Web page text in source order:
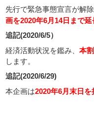
先行で緊急事態宣言が解
画を2020年6月14日まで延
追記(2020/6/5）
経済活動状況を鑑み、本
します。
追記(2020/6/29)
本企画は2020年6月末日